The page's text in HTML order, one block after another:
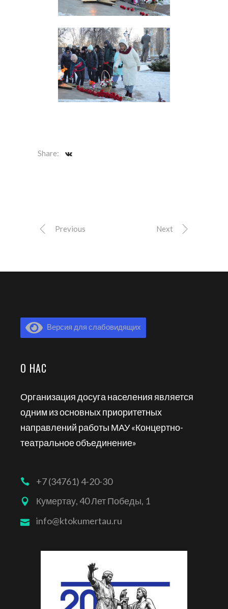
Share:
Previous Next
Версия для слабовидящих
О НАС
Организация досуга населения является
одним из основных приоритетных
направлений работы МАУ «Концертно-
театральное объединение»
+7 (34761) 4-20-30
Кумертау, 40 Лет Победы, 1
info@ktokumertau.ru